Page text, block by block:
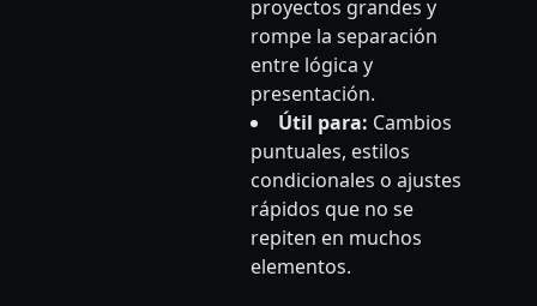
proyectos grandes y
rompe la separación
entre lógica y
presentación.
Útil para: Cambios
puntuales, estilos
condicionales o ajustes
rápidos que no se
repiten en muchos
elementos.